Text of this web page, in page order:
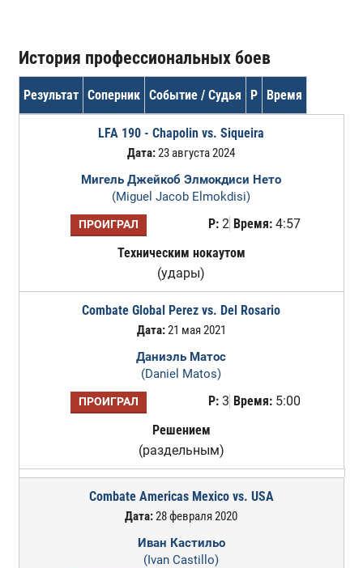
История профессиональных боев
Результат Соперник Событие / Судья Р Время
LFA 190 - Chapolin vs. Siqueira
Дата:23 августа 2024
Мигель Джейкоб Элмокдиси Нето
(Miguel Jacob Elmokdisi)
ПРОИГРАЛ Р:2 Время:4:57
Техническим нокаутом
(удары)
Combate Global Perez vs. Del Rosario
Дата:21 мая 2021
Даниэль Матос
(Daniel Matos)
ПРОИГРАЛ Р:3 Время:5:00
Решением
(раздельным)
Combate Americas Mexico vs. USA
Дата:28 февраля 2020
Иван Кастильо
(Ivan Castillo)